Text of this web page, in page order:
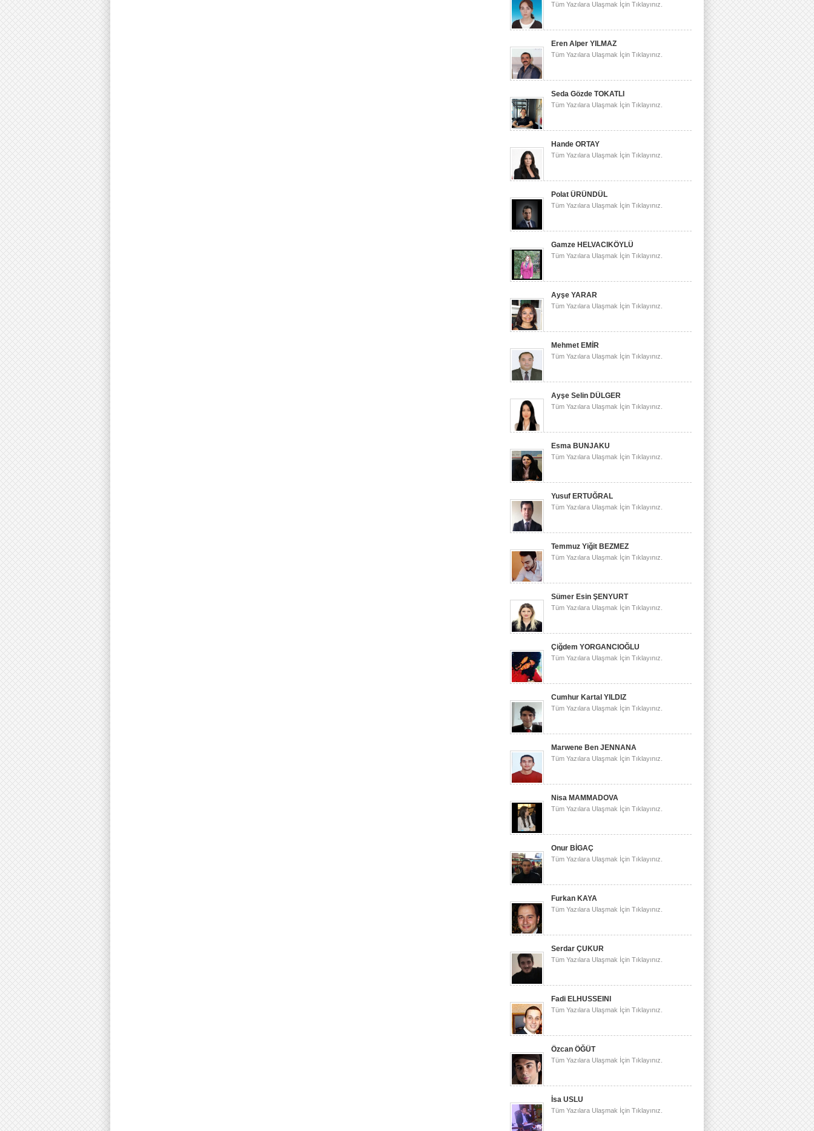
Tüm Yazılara Ulaşmak İçin Tıklayınız.
Eren Alper YILMAZ
Tüm Yazılara Ulaşmak İçin Tıklayınız.
Seda Gözde TOKATLI
Tüm Yazılara Ulaşmak İçin Tıklayınız.
Hande ORTAY
Tüm Yazılara Ulaşmak İçin Tıklayınız.
Polat ÜRÜNDÜL
Tüm Yazılara Ulaşmak İçin Tıklayınız.
Gamze HELVACIKÖYLÜ
Tüm Yazılara Ulaşmak İçin Tıklayınız.
Ayşe YARAR
Tüm Yazılara Ulaşmak İçin Tıklayınız.
Mehmet EMİR
Tüm Yazılara Ulaşmak İçin Tıklayınız.
Ayşe Selin DÜLGER
Tüm Yazılara Ulaşmak İçin Tıklayınız.
Esma BUNJAKU
Tüm Yazılara Ulaşmak İçin Tıklayınız.
Yusuf ERTUĞRAL
Tüm Yazılara Ulaşmak İçin Tıklayınız.
Temmuz Yiğit BEZMEZ
Tüm Yazılara Ulaşmak İçin Tıklayınız.
Sümer Esin ŞENYURT
Tüm Yazılara Ulaşmak İçin Tıklayınız.
Çiğdem YORGANCIOĞLU
Tüm Yazılara Ulaşmak İçin Tıklayınız.
Cumhur Kartal YILDIZ
Tüm Yazılara Ulaşmak İçin Tıklayınız.
Marwene Ben JENNANA
Tüm Yazılara Ulaşmak İçin Tıklayınız.
Nisa MAMMADOVA
Tüm Yazılara Ulaşmak İçin Tıklayınız.
Onur BİGAÇ
Tüm Yazılara Ulaşmak İçin Tıklayınız.
Furkan KAYA
Tüm Yazılara Ulaşmak İçin Tıklayınız.
Serdar ÇUKUR
Tüm Yazılara Ulaşmak İçin Tıklayınız.
Fadi ELHUSSEINI
Tüm Yazılara Ulaşmak İçin Tıklayınız.
Özcan ÖĞÜT
Tüm Yazılara Ulaşmak İçin Tıklayınız.
İsa USLU
Tüm Yazılara Ulaşmak İçin Tıklayınız.